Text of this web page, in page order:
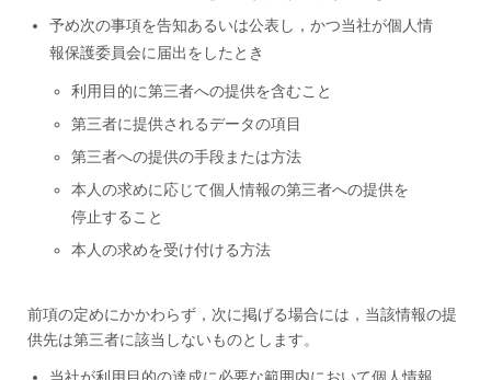
予め次の事項を告知あるいは公表し，かつ当社が個人情
報保護委員会に届出をしたとき
利用目的に第三者への提供を含むこと
第三者に提供されるデータの項目
第三者への提供の手段または方法
本人の求めに応じて個人情報の第三者への提供を
停止すること
本人の求めを受け付ける方法
前項の定めにかかわらず，次に掲げる場合には，当該情報の提
供先は第三者に該当しないものとします。